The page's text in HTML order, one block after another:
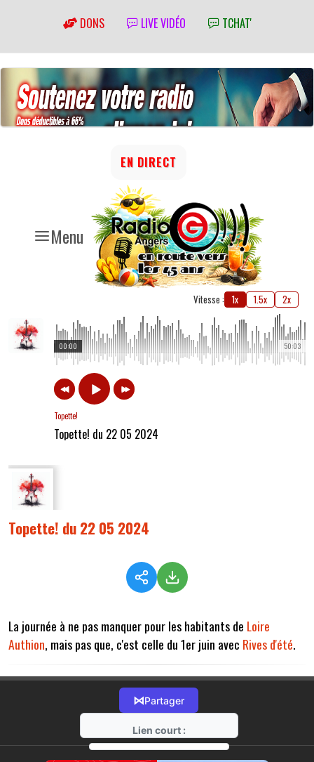
DONS LIVE VIDÉO TCHAT'
Menu
EN DIRECT
Vitesse : 1x 1.5x 2x
50:03
00:00
Topette!
Topette! du 22 05 2024
Topette! du 22 05 2024
La journée à ne pas manquer pour les habitants de Loire
Authion, mais pas que, c'est celle du 1er juin avec Rives d'été.
⋈Partager
Lien court :
https://radio-g.fr?14858